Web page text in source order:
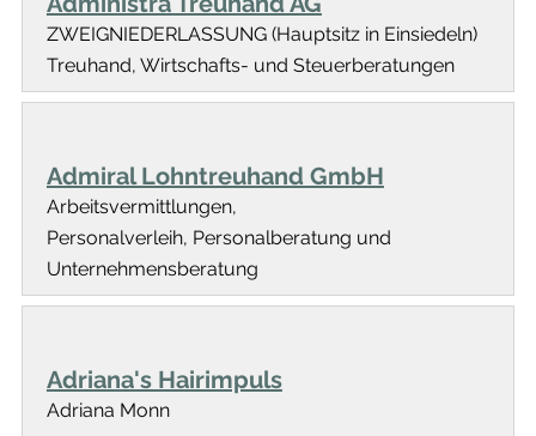
ZWEIGNIEDERLASSUNG (Hauptsitz in Einsiedeln)
Treuhand, Wirtschafts- und Steuerberatungen
Admiral Lohntreuhand GmbH
Arbeitsvermittlungen,
Personalverleih, Personalberatung und
Unternehmensberatung
Adriana's Hairimpuls
Adriana Monn